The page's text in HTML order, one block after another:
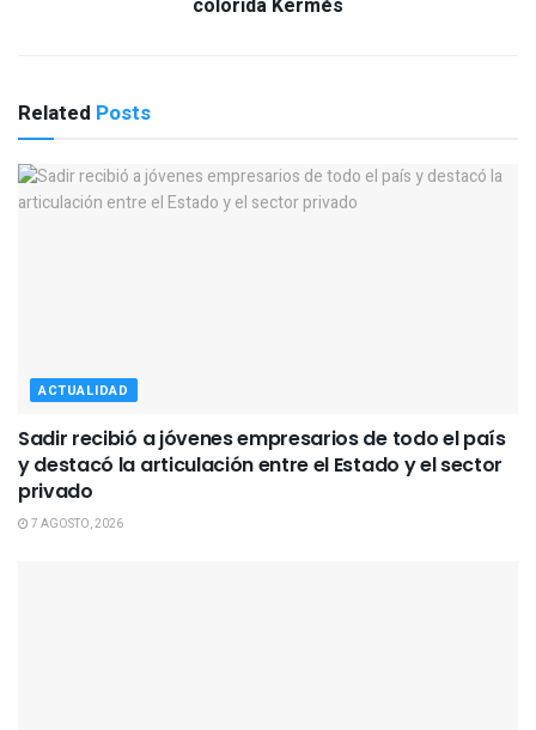
Related Posts
ACTUALIDAD
Sadir recibió a jóvenes empresarios de todo el país
y destacó la articulación entre el Estado y el sector
privado
7 AGOSTO, 2026